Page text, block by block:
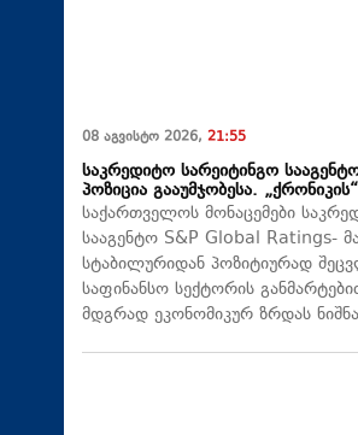
08 აგვისტო 2026, 21:55
საკრედიტო სარეიტინგო
პოზიცია გააუმჯობესა.
საქართველოს მონაცემები
სააგენტო S&P Global Ratings-
სტაბილურიდან პოზიტიურად
საფინანსო სექტორის
მდგრად ეკონომიკურ ზრდას